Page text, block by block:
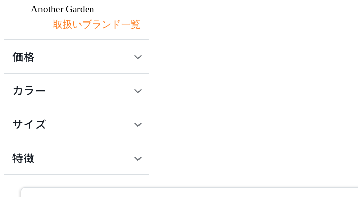
Another Garden
アナザーガーデン
アートワークスタジオ
artek
取扱いブランド一覧
価格
カラー
サイズ
mm
特徴